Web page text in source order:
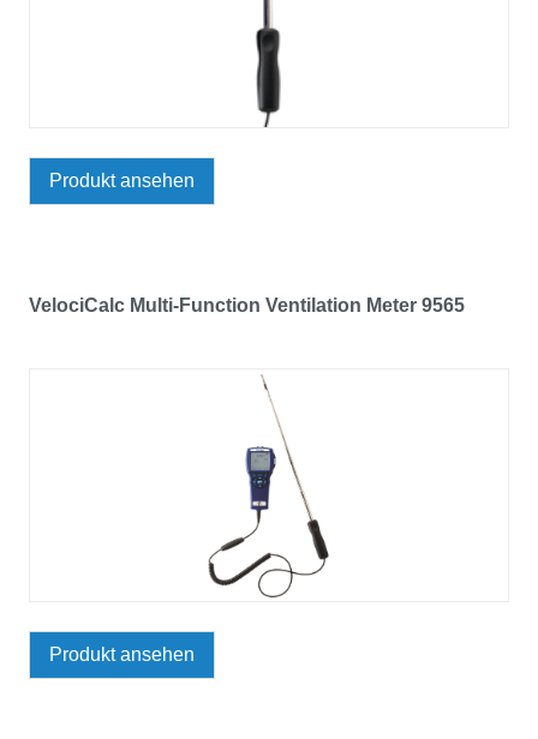
Produkt ansehen
VelociCalc Multi-Function Ventilation Meter 9565
Produkt ansehen